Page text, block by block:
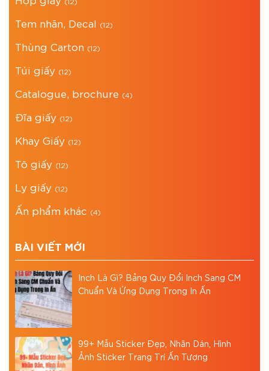
Tem nhãn, Decal (12)
Thùng Carton (12)
Túi giấy (12)
Catalogue, brochure (4)
Đĩa giấy (12)
Khay Giấy (12)
Tô giấy (12)
Ly giấy (12)
Ấn phẩm khác (4)
BÀI VIẾT MỚI
Inch Là Gì? Bảng Quy Đổi Inch Sang CM
Chuẩn Và Ứng Dụng Trong In Ấn
99+ Mẫu Sticker Đẹp, Nhãn Dán, Hình
Ảnh Sticker Trang Trí Ấn Tượng